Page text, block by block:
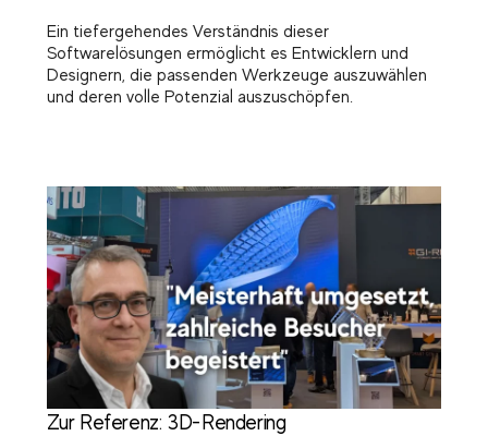
Ein tiefergehendes Verständnis dieser
Softwarelösungen ermöglicht es Entwicklern und
Designern, die passenden Werkzeuge auszuwählen
und deren volle Potenzial auszuschöpfen.
Zur Referenz: 3D-Rendering